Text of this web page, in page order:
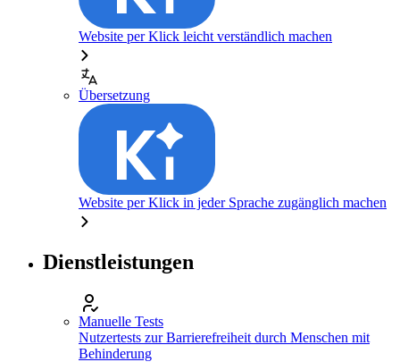
Website per Klick leicht verständlich machen
Übersetzung
Website per Klick in jeder Sprache zugänglich machen
Dienstleistungen
Manuelle Tests
Nutzertests zur Barrierefreiheit durch Menschen mit
Behinderung